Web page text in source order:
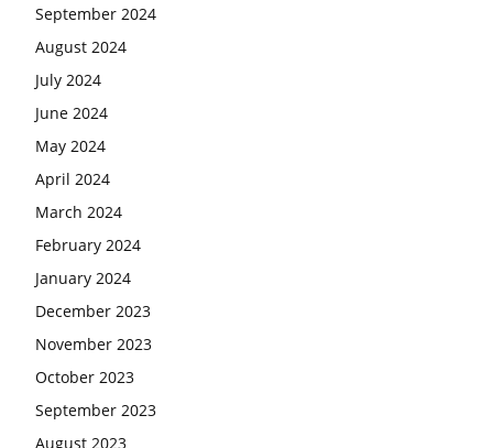
September 2024
August 2024
July 2024
June 2024
May 2024
April 2024
March 2024
February 2024
January 2024
December 2023
November 2023
October 2023
September 2023
August 2023